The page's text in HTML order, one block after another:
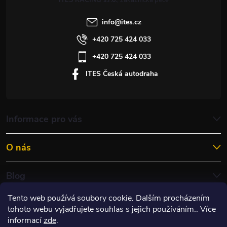
Tento web používá soubory cookie. Dalším procházením
tohoto webu vyjadřujete souhlas s jejich používáním.. Více
informacízde.
Informace pro vás
O nás
Blog
info@ites.cz
+420 725 424 033
+420 725 424 033
ITES Česká autodraha